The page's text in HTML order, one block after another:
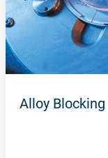
Alloy Blocking